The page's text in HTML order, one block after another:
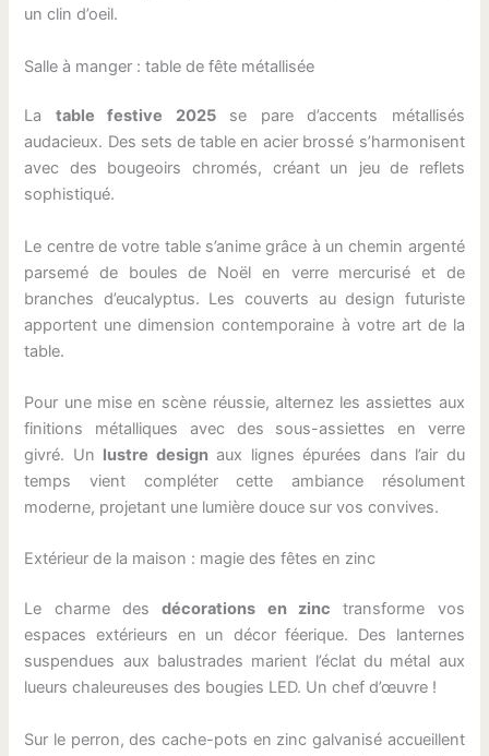
un clin d’oeil.
Salle à manger : table de fête métallisée
La table festive 2025se pare d’accents métallisés
audacieux. Des sets de table en acier brossé s’harmonisent
avec des bougeoirs chromés, créant un jeu de reflets
sophistiqué.
Le centre de votre table s’anime grâce à un chemin argenté
parsemé de boules de Noël en verre mercurisé et de
branches d’eucalyptus. Les couverts au design futuriste
apportent une dimension contemporaine à votre art de la
table.
Pour une mise en scène réussie, alternez les assiettes aux
finitions métalliques avec des sous-assiettes en verre
givré. Un lustre designaux lignes épurées dans l’air du
temps vient compléter cette ambiance résolument
moderne, projetant une lumière douce sur vos convives.
Extérieur de la maison : magie des fêtes en zinc
Le charme desdécorations en zinc transforme vos
espaces extérieurs en un décor féerique. Des lanternes
suspendues aux balustrades marient l’éclat du métal aux
lueurs chaleureuses des bougies LED. Un chef d’œuvre !
Sur le perron, des cache-pots en zinc galvanisé accueillent